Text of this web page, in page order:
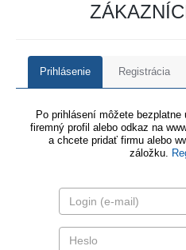
Prihlásenie Registrácia
Po prihlásení môžete
firemný profil alebo odkaz na
a chcete pridať firmu alebo
záložku.